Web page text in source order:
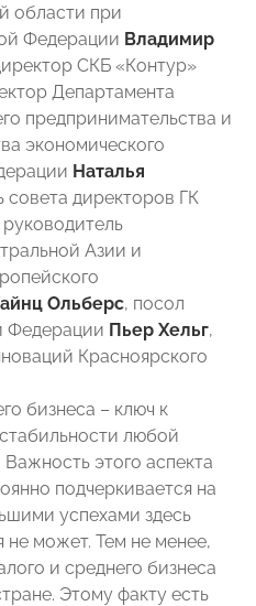
области при
Федерации Владимир
СКБ «Контур»
Департамента
предпринимательства и
экономического
Наталья
совета директоров ГК
руководитель
Азии и
Ольберс, посол
Федерации Пьер Хельг,
Красноярского
бизнеса – ключ к
любой
этого аспекта
подчеркивается на
успехами здесь
не может. Тем не менее,
и среднего бизнеса
Этому факту есть